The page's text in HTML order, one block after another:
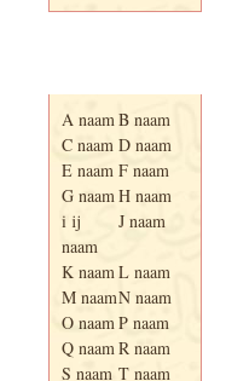
A naamB naam
C naam D naam
E naam F naam
G naamH naam
i ij
naam
J naam
K naamL naam
M naamN naam
O naamP naam
Q naamR naam
S naam T naam